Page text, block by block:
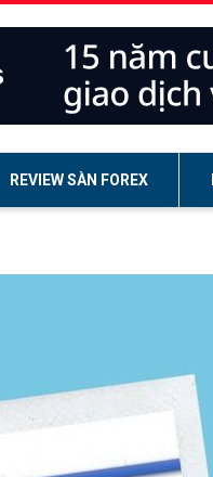
REVIEW SÀN FOREX